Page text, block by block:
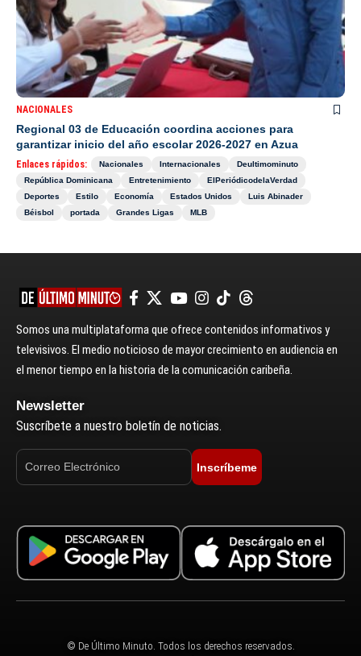
NACIONALES
Regional 03 de Educación coordina acciones para
garantizar inicio del año escolar 2026-2027 en Azua
Enlaces rápidos: Nacionales Internacionales
Deultimominuto
República Dominicana
Entretenimiento
ElPeriódicodelaVerdad
Deportes
Estilo Economía Estados Unidos
Luis Abinader
Béisbol
portada Grandes Ligas MLB
Somos una multiplataforma que ofrece contenidos informativos y
televisivos. El medio noticioso de mayor crecimiento en audiencia en
el menor tiempo en la historia de la comunicación caribeña.
Newsletter
Suscríbete a nuestro boletín de noticias.
Inscríbeme
© De Último Minuto. Todos los derechos reservados.